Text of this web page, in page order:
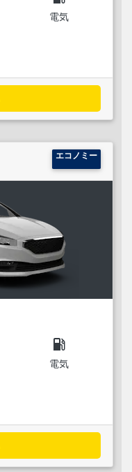
電気
エコノミー
local_gas_station
電気